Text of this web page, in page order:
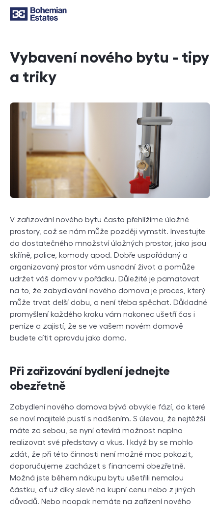
Vybavení nového bytu - tipy
a triky
V zařizování nového bytu často přehlížíme úložné
prostory, což se nám může později vymstít. Investujte
do dostatečného množství úložných prostor, jako jsou
skříně, police, komody apod. Dobře uspořádaný a
organizovaný prostor vám usnadní život a pomůže
udržet váš domov v pořádku. Důležité je pamatovat
na to, že zabydlování nového domova je proces, který
může trvat delší dobu, a není třeba spěchat. Důkladné
promyšlení každého kroku vám nakonec ušetří čas i
peníze a zajistí, že se ve vašem novém domově
budete cítit opravdu jako doma.
Při zařizování bydlení jednejte
obezřetně
Zabydlení nového domova bývá obvykle fází, do které
se noví majitelé pustí s nadšením. S úlevou, že nejtěžší
máte za sebou, se nyní otevírá možnost naplno
realizovat své představy a vkus. I když by se mohlo
zdát, že při této činnosti není možné moc pokazit,
doporučujeme zacházet s financemi obezřetně.
Možná jste během nákupu bytu ušetřili nemalou
částku, ať už díky slevě na kupní cenu nebo z jiných
důvodů. Nebo naopak nemáte na zařízení nového